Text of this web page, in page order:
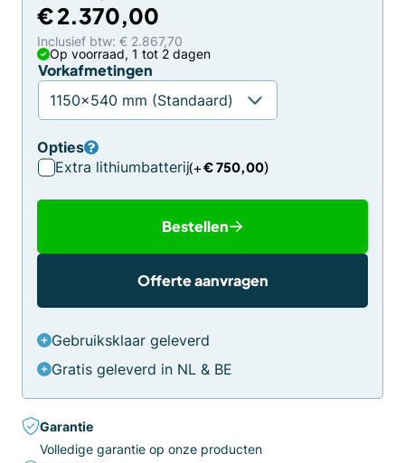
prijs
was:
€ 2.495,00.
€2.370,00
prijs
is:
€ 2.370,00.
Inclusief btw: € 2.867,70
Op voorraad, 1 tot 2 dagen
Vorkafmetingen
Opties
Extra lithiumbatterij
€750,00
Gebruiksklaar geleverd
Gratis geleverd in NL & BE
Bestellen
Offerte aanvragen
Garantie
Volledige garantie op onze producten